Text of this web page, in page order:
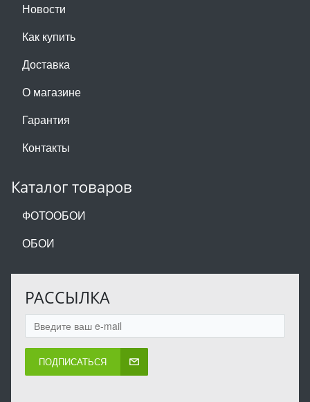
Новости
Как купить
Доставка
О магазине
Гарантия
Контакты
Каталог товаров
ФОТООБОИ
ОБОИ
РАССЫЛКА
ПОДПИСАТЬСЯ